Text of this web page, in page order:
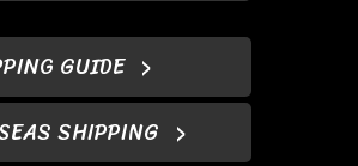
GUIDE
SHIPPING